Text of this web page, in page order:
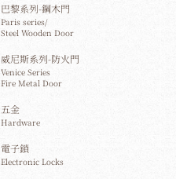
巴黎系列-鋼木門
Paris series/
Steel Wooden Door
威尼斯系列-防火門
Venice Series
Fire Metal Door
五金
Hardware
電子鎖
Electronic Locks